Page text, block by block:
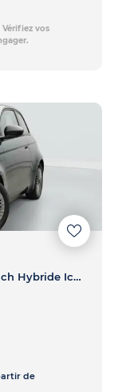
vos
1.0 65 ch Hybride Icone - 500 1.0 65 ch Hybride Icone
de